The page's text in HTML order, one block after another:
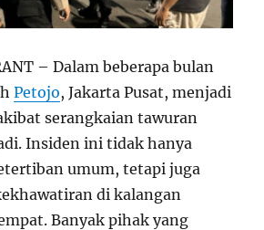
– Dalam beberapa bulan
Petojo, Jakarta Pusat, menjadi
serangkaian tawuran
Insiden ini tidak hanya
umum, tetapi juga
di kalangan
Banyak pihak yang